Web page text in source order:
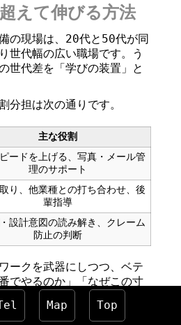
えて伸びる方法
の現場は、20代と50代が同
世代幅の広い職場です。う
世代差を「学びの装置」と
分担は次の通りです。
主な役割
ードを上げる、写真・メール管
理のサポート
り、他業種との打ち合わせ、後
輩指導
設計意図の読み解き、クレーム
防止の判断
ークを武器にしつつ、ベテ
でやるのか」「なぜこの寸
と、一気に設備全体の理解
イアウト変更や設計ミスが
Map Top